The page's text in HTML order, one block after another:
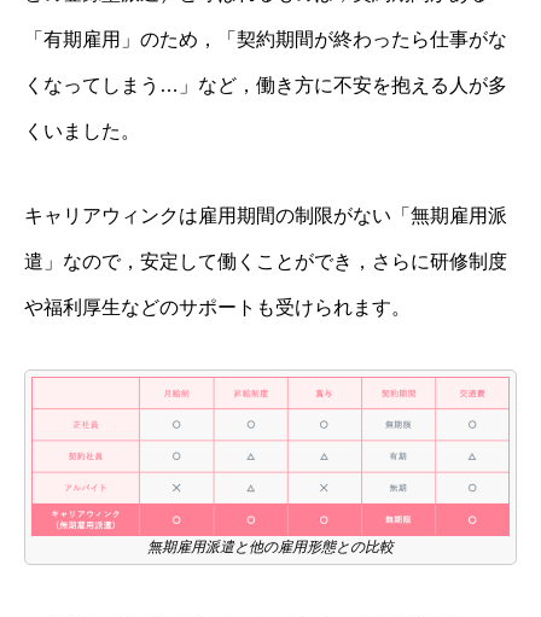
「有期雇用」のため，「契約期間が終わったら仕事がな
くなってしまう…」など，働き方に不安を抱える人が多
くいました。
キャリアウィンクは雇用期間の制限がない「無期雇用派
遣」なので，安定して働くことができ，さらに研修制度
や福利厚生などのサポートも受けられます。
無期雇用派遣と他の雇用形態との比較